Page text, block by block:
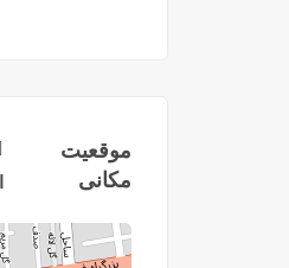
موقعیت
مکانی